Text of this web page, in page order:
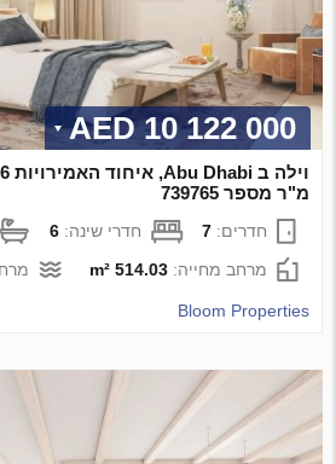
10 122 000 AED
מ"ר מספר 739765
חדרים:7 חדרי שינה:6
מרחב מחייה:514.03 m²
Bloom Properties